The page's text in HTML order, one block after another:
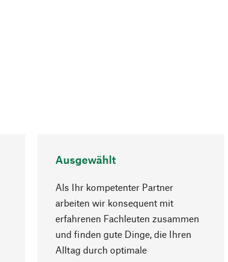
Ausgewählt
Als Ihr kompetenter Partner
arbeiten wir konsequent mit
erfahrenen Fachleuten zusammen
und finden gute Dinge, die Ihren
Alltag durch optimale